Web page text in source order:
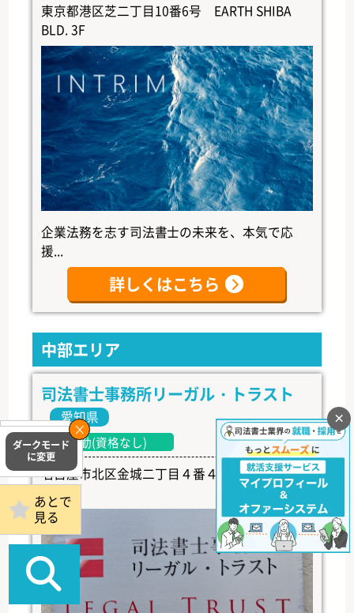
東京都港区芝二丁目10番6号 EARTH SHIBA
BLD. 3F
企業法務を志す司法書士の未来を、本気で応
援...
詳しくはこちら
中部エリア
司法書士事務所リーガル・トラスト
愛知県
常勤(資格なし)
名古屋市北区金城二丁目４番４号 ペルテ金城
１Ｆ
×
あとで
見る
掲載事務所
ログイン